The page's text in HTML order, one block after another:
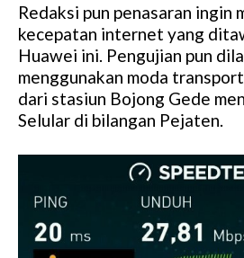
Redaksi pun penasaran ingin
kecepatan internet yang
Huawei ini. Pengujian pun
menggunakan moda
dari stasiun Bojong Gede
Selular di bilangan Pejaten.